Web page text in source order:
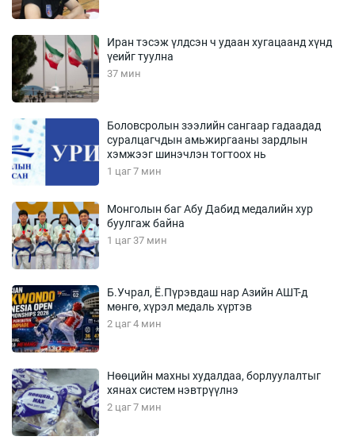
Иран тэсэж үлдсэн ч удаан хугацаанд хүнд
үеийг туулна
37 мин
Боловсролын зээлийн сангаар гадаадад
суралцагчдын амьжиргааны зардлын
хэмжээг шинэчлэн тогтоох нь
1 цаг 7 мин
Монголын баг Абу Дабид медалийн хур
буулгаж байна
1 цаг 37 мин
Б.Учрал, Ё.Пүрэвдаш нар Азийн АШТ-д
мөнгө, хүрэл медаль хүртэв
2 цаг 4 мин
Нөөцийн махны худалдаа, борлуулалтыг
хянах систем нэвтрүүлнэ
2 цаг 7 мин